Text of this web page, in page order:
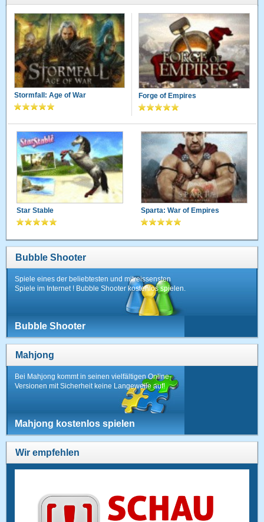
Stormfall: Age of War Forge of Empires
Star Stable Sparta: War of Empires
Bubble Shooter
Spiele eines der beliebtesten und mitreissensten
Spiele im Internet ! Bubble Shooter kostenlos spielen.
Bubble Shooter
Mahjong
Bei Mahjong kommt in seinen vielfältigen Online-
Versionen mit Sicherheit keine Langeweile auf!
Mahjong kostenlos spielen
Wir empfehlen